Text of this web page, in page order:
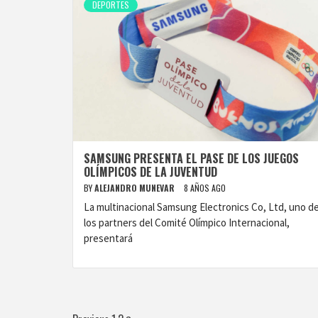
DEPORTES
SAMSUNG PRESENTA EL PASE DE LOS JUEGOS
OLÍMPICOS DE LA JUVENTUD
BYALEJANDRO MUNEVAR 8 AÑOS AGO
La multinacional Samsung Electronics Co, Ltd, uno
los partners del Comité Olímpico Internacional,
presentará